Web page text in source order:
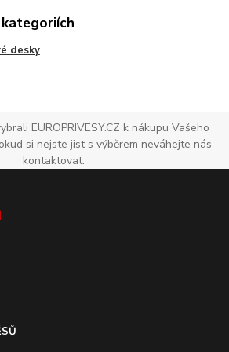
desky
EUROPRIVESY.CZ k nákupu Vašeho
si nejste jist s výběrem neváhejte nás
kontaktovat.